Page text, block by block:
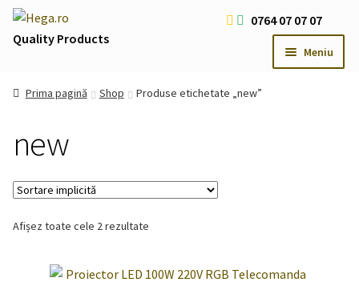
Sari
la
Sari
la
Quality Products
0764 07 07 07
Meniu
Contact
Usi
Iluminat LED
Prima pagină Shop Produse etichetate „new”
new
Afișez toate cele 2 rezultate